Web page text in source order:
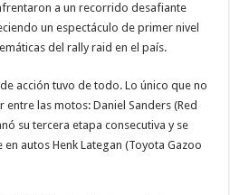
a un recorrido desafiante
un espectáculo de primer nivel
del rally raid en el país.
acción tuvo de todo. Lo único que no
las motos: Daniel Sanders (Red
su tercera etapa consecutiva y se
autos Henk Lategan (Toyota Gazoo